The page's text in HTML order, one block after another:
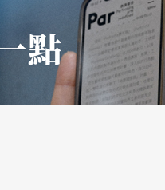
录音技术对音质的改变
旋纽转到多大，也听不到
沙利斯合作的Baroque D
述。在音量与气长两方